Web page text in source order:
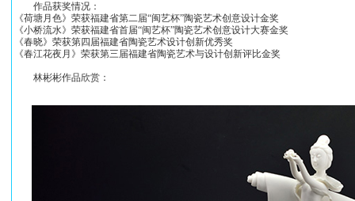
作品获奖情况：
《荷塘月色》荣获福建省第二届“闽艺杯”陶瓷艺术创意设计金奖
《小桥流水》荣获福建省首届“闽艺杯”陶瓷艺术创意设计大赛金奖
《春晓》荣获第四届福建省陶瓷艺术设计创新优秀奖
《春江花夜月》荣获第三届福建省陶瓷艺术与设计创新评比金奖
林彬彬作品欣赏：